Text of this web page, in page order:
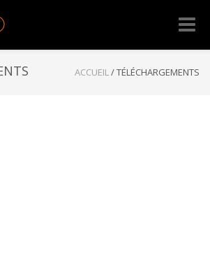
-
ACCUEIL/TÉLÉCHARGEMENTS